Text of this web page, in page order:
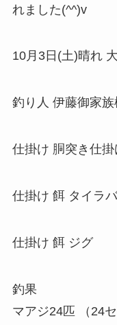
れました(^^)v
10月3日(土)晴れ
釣り人 伊藤御家族
仕掛け 胴突き仕
仕掛け 餌 タイラバ
仕掛け 餌 ジグ
釣果
マアジ24匹 （24